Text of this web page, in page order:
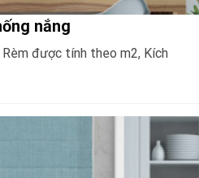
nắng
được tính theo m2, Kích